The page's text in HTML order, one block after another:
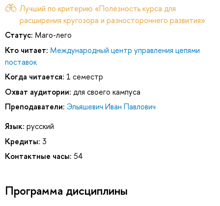
Лучший по критерию «Полезность курса для
расширения кругозора и разностороннего развития»
Статус: Маго-лего
Кто читает: Международный центр управления цепями
поставок
Когда читается: 1 семестр
Охват аудитории: для своего кампуса
Преподаватели: Эльяшевич Иван Павлович
Язык: русский
Кредиты: 3
Контактные часы: 54
Программа дисциплины